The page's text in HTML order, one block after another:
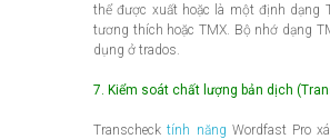
thể được xuất hoặc là một định dạng
tương thích hoặc TMX. Bộ nhớ dạng
dụng ở trados.
7. Kiểm soát chất lượng bản dịch
Transchecktính năng Wordfast Pro